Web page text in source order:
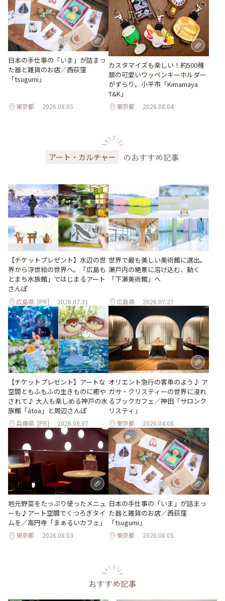
日本の手仕事の「いま」が詰まっ
た器と雑貨のお店／西荻窪
「tsugumi」
東京都 2026.08.05
カスタマイズも楽しい！約500種
類の可愛いワッペンキーホルダー
がずらり。小平市「Kimamaya
T&K」
東京都 2026.08.04
アート・カルチャー のおすすめ記事
【チケットプレゼント】水辺の世
界から浮世絵の世界へ。「広島も
とまち水族館」ではじまるアート
さんぽ
広島県 [PR] 2026.07.31
世界で最も美しい美術館に選出。
瀬戸内の絶景に溶け込む、動く
「下瀬美術館」へ
広島県 2026.07.27
【チケットプレゼント】アートな
空間ともふもふの生きものに癒や
されて♪ 大人も楽しめる神戸の水
族館「átoa」と周辺さんぽ
兵庫県 [PR] 2026.08.07
オリエント急行の客車のよう♪ ア
ガサ・クリスティーの世界に浸れ
るブックカフェ／神田「サロンク
リスティ」
東京都 2026.04.08
地元野菜をたっぷり使ったメニュ
ーも♪アート空間でくつろぎタイ
ムを／高円寺「まぁるいカフェ」
東京都 2026.08.03
日本の手仕事の「いま」が詰まっ
た器と雑貨のお店／西荻窪
「tsugumi」
東京都 2026.08.05
おすすめ記事